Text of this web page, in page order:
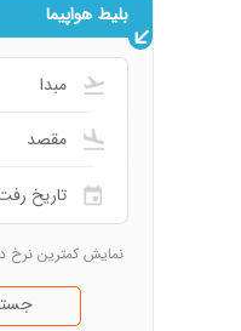
بلیط هواپیما
نمایش کمترین نرخ